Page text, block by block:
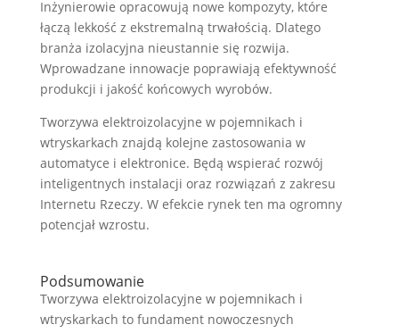
Inżynierowie opracowują nowe kompozyty, które
łączą lekkość z ekstremalną trwałością. Dlatego
branża izolacyjna nieustannie się rozwija.
Wprowadzane innowacje poprawiają efektywność
produkcji i jakość końcowych wyrobów.
Tworzywa elektroizolacyjne w pojemnikach i
wtryskarkach znajdą kolejne zastosowania w
automatyce i elektronice. Będą wspierać rozwój
inteligentnych instalacji oraz rozwiązań z zakresu
Internetu Rzeczy. W efekcie rynek ten ma ogromny
potencjał wzrostu.
Podsumowanie
Tworzywa elektroizolacyjne w pojemnikach i
wtryskarkach to fundament nowoczesnych